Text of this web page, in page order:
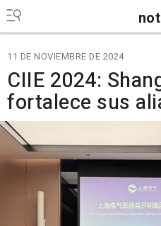
11 DE NOVIEMBRE DE 2024
CIIE 2024:
fortalece sus